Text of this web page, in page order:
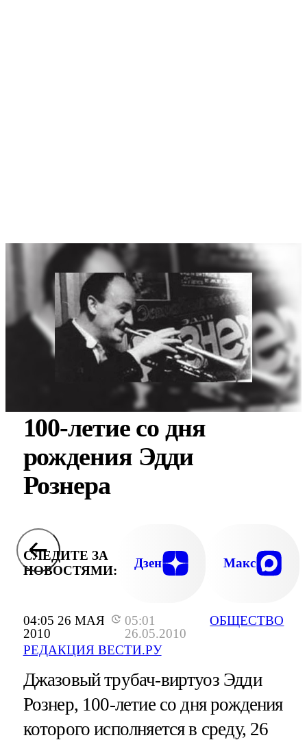
04:05 26 МАЯ
2010
05:01
26.05.2010
РЕДАКЦИЯ ВЕСТИ.РУ
ОБЩЕСТВО
100-летие со дня
рождения Эдди
Рознера
СЛЕДИТЕ ЗА
НОВОСТЯМИ:
Дзен Макс
Джазовый трубач-виртуоз Эдди
Рознер, 100-летие со дня рождения
которого исполняется в среду, 26